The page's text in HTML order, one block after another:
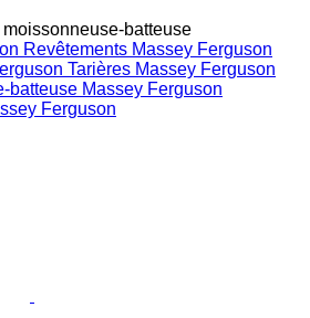
batteuse
Revêtements Massey Ferguson
Tarières Massey Ferguson
batteuse Massey Ferguson
Ferguson